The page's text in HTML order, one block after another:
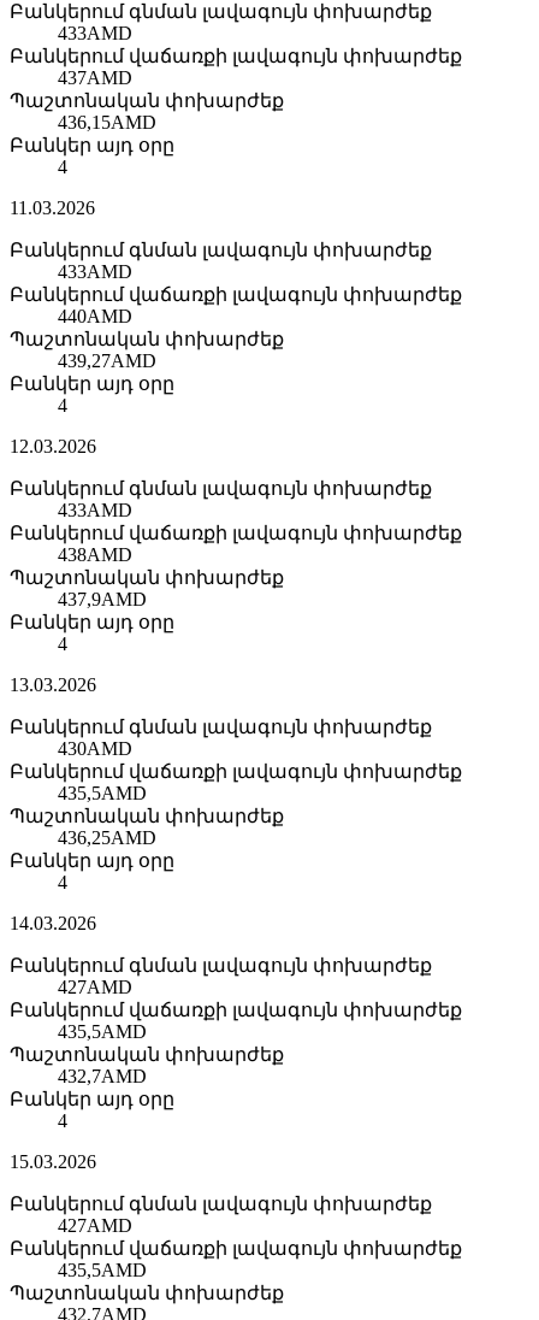
Բանկերում գնման լավագույն փոխարժեք
433AMD
Բանկերում վաճառքի լավագույն փոխարժեք
437AMD
Պաշտոնական փոխարժեք
436,15AMD
Բանկեր այդ օրը
4
11.03.2026
Բանկերում գնման լավագույն փոխարժեք
433AMD
Բանկերում վաճառքի լավագույն փոխարժեք
440AMD
Պաշտոնական փոխարժեք
439,27AMD
Բանկեր այդ օրը
4
12.03.2026
Բանկերում գնման լավագույն փոխարժեք
433AMD
Բանկերում վաճառքի լավագույն փոխարժեք
438AMD
Պաշտոնական փոխարժեք
437,9AMD
Բանկեր այդ օրը
4
13.03.2026
Բանկերում գնման լավագույն փոխարժեք
430AMD
Բանկերում վաճառքի լավագույն փոխարժեք
435,5AMD
Պաշտոնական փոխարժեք
436,25AMD
Բանկեր այդ օրը
4
14.03.2026
Բանկերում գնման լավագույն փոխարժեք
427AMD
Բանկերում վաճառքի լավագույն փոխարժեք
435,5AMD
Պաշտոնական փոխարժեք
432,7AMD
Բանկեր այդ օրը
4
15.03.2026
Բանկերում գնման լավագույն փոխարժեք
427AMD
Բանկերում վաճառքի լավագույն փոխարժեք
435,5AMD
Պաշտոնական փոխարժեք
432,7AMD